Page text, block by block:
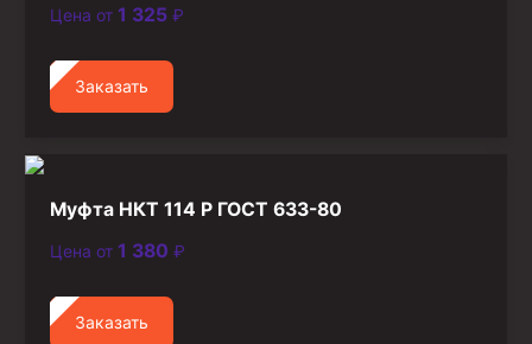
Цена от 1 325 ₽
Заказать
Муфта НКТ 114 Р ГОСТ 633-80
Цена от 1 380 ₽
Заказать